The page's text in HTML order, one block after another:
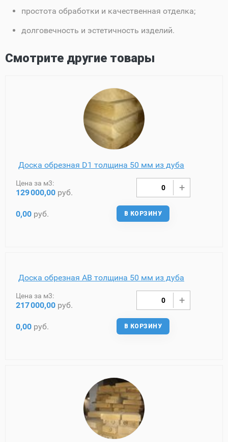
простота обработки и качественная отделка;
долговечность и эстетичность изделий.
Смотрите другие товары
Доска обрезная D1 толщина 50 мм из дуба
Цена за м3:
129000,00 руб.
0,00 руб. В КОРЗИНУ
Доска обрезная AB толщина 50 мм из дуба
Цена за м3:
217000,00 руб.
0,00 руб. В КОРЗИНУ